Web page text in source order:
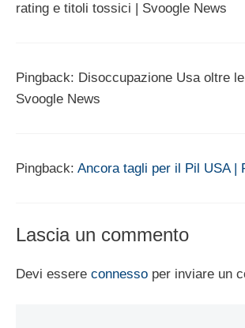
rating e titoli tossici | Svoogle News
Pingback: Disoccupazione Usa oltre
Svoogle News
Pingback: Ancora tagli per il Pil USA |
Lascia un commento
Devi essere connesso per inviare un